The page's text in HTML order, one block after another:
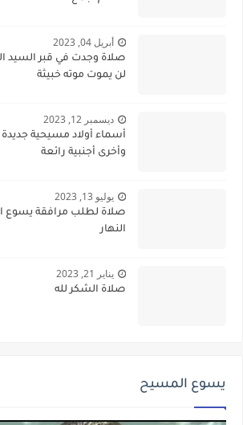
أبريل 04, 2023
صلاة وجدت في قبر السيد
لن يموت موته خبيثة
ديسمبر 12, 2023
أسماء أولاد مسيحية
وأخرى أجنبية رائعة
يوليو 13, 2023
صلاة لطلب مرافقة يسوع
النهار
يناير 21, 2023
صلاة الشكر لله
يسوع المسيح